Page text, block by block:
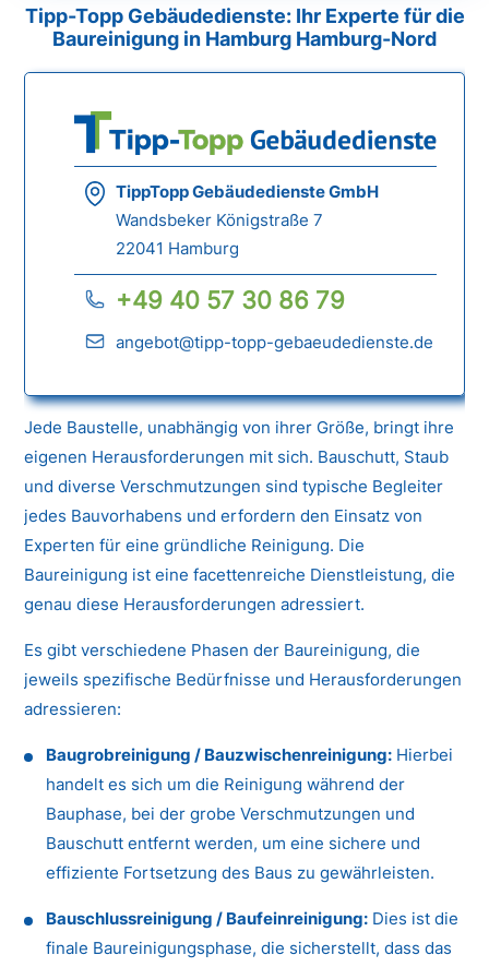
Tipp-Topp Gebäudedienste: Ihr Experte für die
Baureinigung in Hamburg Hamburg-Nord
TippTopp Gebäudedienste GmbH
Wandsbeker Königstraße 7
22041 Hamburg
+49 40 57 30 86 79
angebot@tipp-topp-gebaeudedienste.de
Jede Baustelle, unabhängig von ihrer Größe, bringt ihre
eigenen Herausforderungen mit sich. Bauschutt, Staub
und diverse Verschmutzungen sind typische Begleiter
jedes Bauvorhabens und erfordern den Einsatz von
Experten für eine gründliche Reinigung. Die
Baureinigung ist eine facettenreiche Dienstleistung, die
genau diese Herausforderungen adressiert.
Es gibt verschiedene Phasen der Baureinigung, die
jeweils spezifische Bedürfnisse und Herausforderungen
adressieren:
Baugrobreinigung / Bauzwischenreinigung: Hierbei
handelt es sich um die Reinigung während der
Bauphase, bei der grobe Verschmutzungen und
Bauschutt entfernt werden, um eine sichere und
effiziente Fortsetzung des Baus zu gewährleisten.
Bauschlussreinigung / Baufeinreinigung: Dies ist die
finale Baureinigungsphase, die sicherstellt, dass das